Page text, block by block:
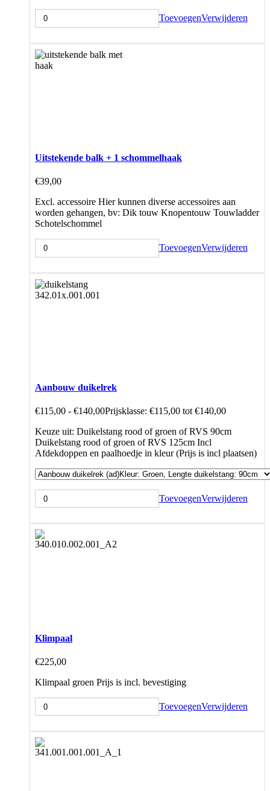
ToevoegenVerwijderen
Uitstekende balk + 1 schommelhaak
€39,00
Excl. accessoire Hier kunnen diverse accessoires aan
worden gehangen, bv: Dik touw Knopentouw Touwladder
Schotelschommel
ToevoegenVerwijderen
Aanbouw duikelrek
€115,00 - €140,00Prijsklasse: €115,00 tot €140,00
Keuze uit: Duikelstang rood of groen of RVS 90cm
Duikelstang rood of groen of RVS 125cm Incl
Afdekdoppen en paalhoedje in kleur (Prijs is incl plaatsen)
ToevoegenVerwijderen
Klimpaal
€225,00
Klimpaal groen Prijs is incl. bevestiging
ToevoegenVerwijderen